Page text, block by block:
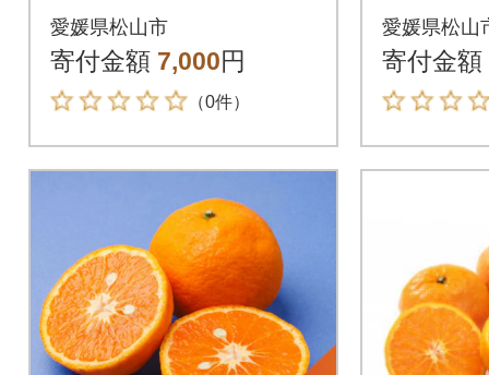
愛媛県松山市
寄付金額 7,000円
（0件）
愛媛県松山
寄付金額